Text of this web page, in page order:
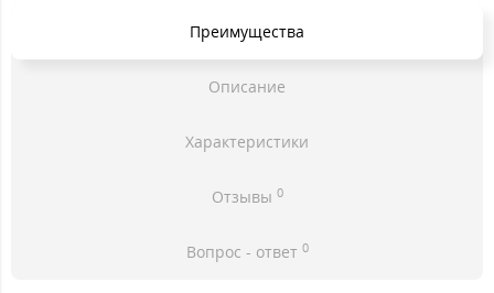
Преимущества
Описание
Характеристики
Отзывы 0
Вопрос - ответ 0